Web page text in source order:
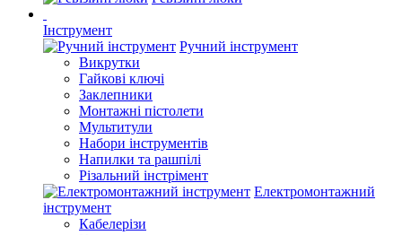
Інструмент
Ручний інструмент
Викрутки
Гайкові ключі
Заклепники
Монтажні пістолети
Мультитули
Набори інструментів
Напилки та рашпілі
Різальний інстрімент
Електромонтажний
інструмент
Кабелерізи